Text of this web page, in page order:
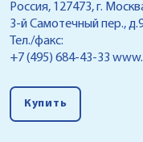
Россия, 127473, г.
3-й Самотечный пер.,
Тел./факс:
+7 (495) 684-43-33
Купить